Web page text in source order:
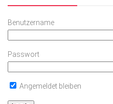
Benutzername
Passwort
Angemeldet bleiben